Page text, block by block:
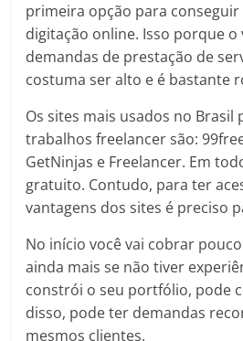
primeira opção para
digitação online. Isso porque o
demandas de prestação de
costuma ser alto e é bastante
Os sites mais usados no
trabalhos freelancer são:
GetNinjas e Freelancer. Em
gratuito. Contudo, para ter
vantagens dos sites é preciso
No início você vai cobrar
ainda mais se não tiver
constrói o seu portfólio, pode
disso, pode ter demandas
mesmos clientes.